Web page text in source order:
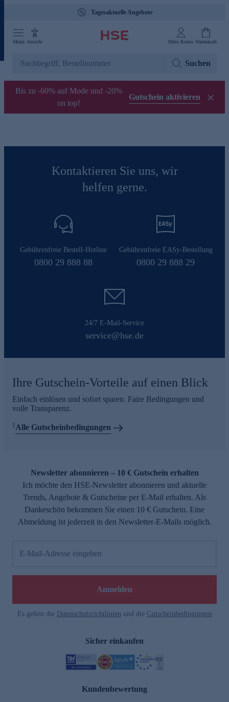
Tagesaktuelle Angebote
Menü Ansicht Mein Konto Warenkorb
Suchen
Bis zu -60% auf Mode und -20%
on top!
Gutschein aktivieren
Kontaktieren Sie uns, wir
helfen gerne.
Gebührenfreie Bestell-Hotline
0800 29 888 88
Gebührenfreie EASy-Bestellung
0800 29 888 29
24/7 E-Mail-Service
service@hse.de
Ihre Gutschein-Vorteile auf einen Blick
Einfach einlösen und sofort sparen. Faire Bedingungen und
volle Transparenz.
1Alle Gutscheinbedingungen
Newsletter abonnieren – 10 € Gutschein erhalten
Ich möchte den HSE-Newsletter abonnieren und aktuelle
Trends, Angebote & Gutscheine per E-Mail erhalten. Als
Dankeschön bekommen Sie einen 10 € Gutschein. Eine
Abmeldung ist jederzeit in den Newsletter-E-Mails möglich.
E-Mail-Adresse eingeben
Anmelden
Es gelten die Datenschutzrichtlinien und die Gutscheinbedingungen
Sicher einkaufen
Kundenbewertung